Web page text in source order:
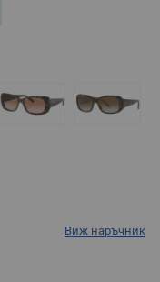
Виж наръчник